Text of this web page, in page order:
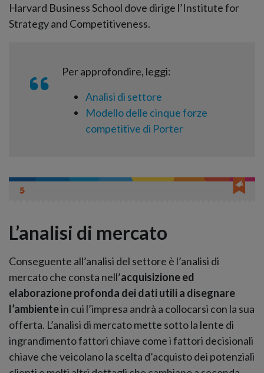
Harvard Business School dove dirige l’Institute for
Strategy and Competitiveness.
Per approfondire, leggi:
Analisi di settore
Modello delle cinque forze
competitive di Porter
L’analisi di mercato
Conseguente all’analisi del settore è l’analisi di
mercato che consta nell’acquisizione ed
elaborazione profonda dei dati utili a disegnare
l’ambientein cui l’impresa andrà a collocarsi con la sua
offerta. L’analisi di mercato mette sotto la lente di
ingrandimento fattori chiave come i fattori decisionali
chiave che veicolano la scelta d’acquisto dei potenziali